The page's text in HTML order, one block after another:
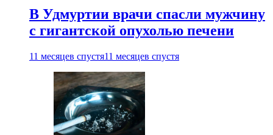
В Удмуртии врачи спасли мужчину
с гигантской опухолью печени
11 месяцев спустя11 месяцев спустя